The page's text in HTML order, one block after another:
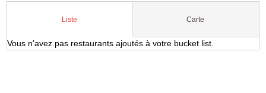
Liste Carte
Vous n'avez pas restaurants ajoutés à votre bucket list.